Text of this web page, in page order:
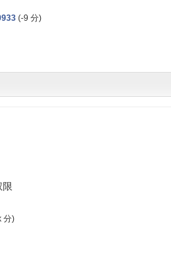
(-9 分)
限
分)